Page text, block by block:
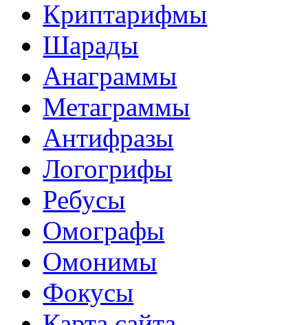
Криптарифмы
Шарады
Анаграммы
Метаграммы
Антифразы
Логогрифы
Ребусы
Омографы
Омонимы
Фокусы